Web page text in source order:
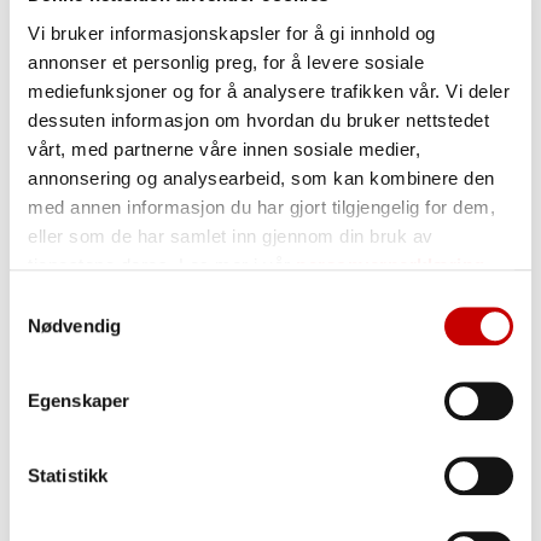
Vi bruker informasjonskapsler for å gi innhold og
annonser et personlig preg, for å levere sosiale
mediefunksjoner og for å analysere trafikken vår. Vi deler
dessuten informasjon om hvordan du bruker nettstedet
vårt, med partnerne våre innen sosiale medier,
annonsering og analysearbeid, som kan kombinere den
med annen informasjon du har gjort tilgjengelig for dem,
eller som de har samlet inn gjennom din bruk av
Nødvendig
Egenskaper
Statistikk
En robust matberedskap innebærer å sikre at det
finnes matproduksjon flere steder i Norge, og at
eksisterende kompetanse om hvordan vi lager
mat i Norge opprettholdes og videreutvikles. Vi
har tre møller, de ligger ulike steder i Norge, for
sikkerhets skyld.
Så når du kjøper et produkt fra Norgesmøllene,
kjøper du mer enn bare mel, du gjør en investering